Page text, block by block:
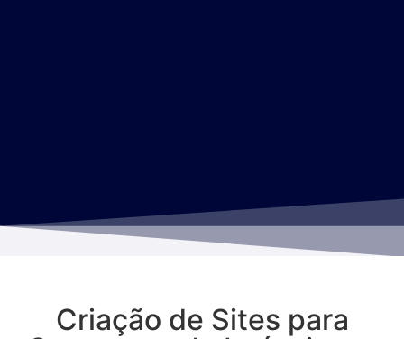
Criação de Sites para